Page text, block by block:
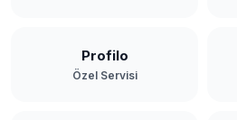
Profilo
Özel Servisi